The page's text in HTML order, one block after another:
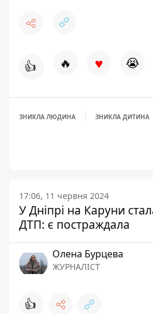
👍 🔥 ♥ 😭
ЗНИКЛА ЛЮДИНА ЗНИКЛА ДИТИНА
17:06, 11 червня 2024
У Дніпрі на Каруни
ДТП: є постраждала
Олена Бурцева
ЖУРНАЛІСТ
👍